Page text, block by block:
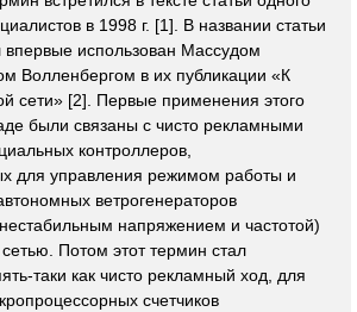
в 1998 г. [1]. В названии статьи
впервые использован Массудом
Волленбергом в их публикации «К
сети» [2]. Первые применения этого
были связаны с чисто рекламными
контроллеров,
для управления режимом работы и
ветрогенераторов
напряжением и частотой)
сетью. Потом этот термин стал
таки как чисто рекламный ход, для
счетчиков